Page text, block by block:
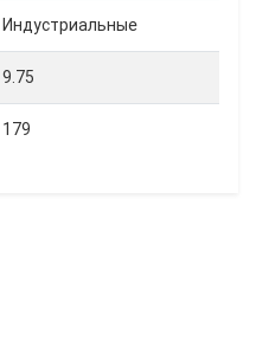
Индустриальные
9.75
179